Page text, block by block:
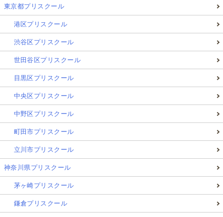
東京都プリスクール
港区プリスクール
渋谷区プリスクール
世田谷区プリスクール
目黒区プリスクール
中央区プリスクール
中野区プリスクール
町田市プリスクール
立川市プリスクール
神奈川県プリスクール
茅ヶ崎プリスクール
鎌倉プリスクール